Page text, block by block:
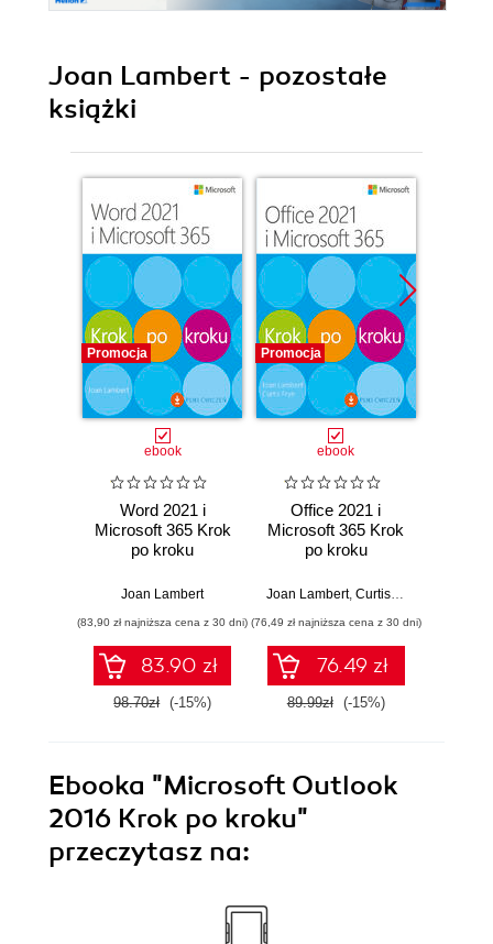
Joan Lambert - pozostałe
książki
Promocja
ebook
Word 2021 i
Microsoft 365 Krok
po kroku
Joan Lambert
(83,90 zł najniższa cena z 30 dni)
83.90 zł
98.70zł (-15%)
Promocja
ebook
Office 2021 i
Microsoft 365 Krok
po kroku
Joan Lambert, Curtis Frye
(76,49 zł najniższa cena z 30 dni)
76.49 zł
89.99zł (-15%)
Ebooka "Microsoft Outlook
2016 Krok po kroku"
przeczytasz na: